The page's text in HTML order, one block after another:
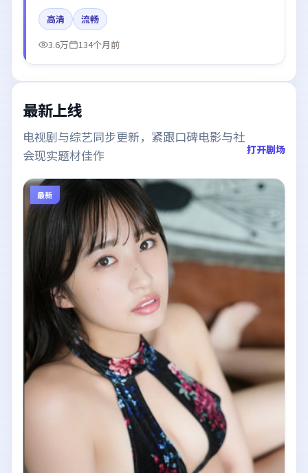
奕宏、咏梅在片中呈现细腻表演，影像风格统一，配乐
与剪辑强化了情绪曲线。
高清
流畅
3.6万
134个月前
最新上线
电视剧与综艺同步更新，紧跟口碑电影与社
会现实题材佳作
打开剧场
最新